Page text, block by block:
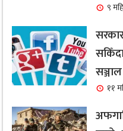
९
सञ्जाल
११